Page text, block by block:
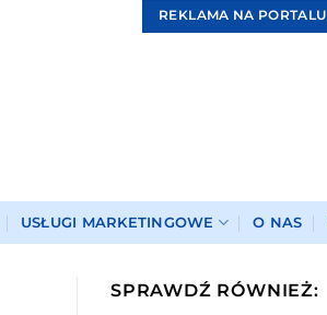
REKLAMA NA PORTALU
USŁUGI MARKETINGOWE O NAS
SPRAWDŹ RÓWNIEŻ: